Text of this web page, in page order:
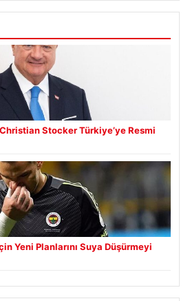
Stocker Türkiye’ye Resmi
Yeni Planlarını Suya Düşürmeyi